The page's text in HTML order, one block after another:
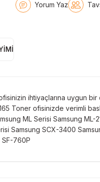
Yorum Yaz
ihtiyaçlarına uygun
Toner ofisinizde verimli
ML Serisi Samsung
Samsung SCX-3400
SF-760P